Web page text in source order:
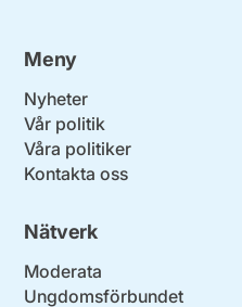
Meny
Nyheter
Vår politik
Våra politiker
Kontakta oss
Nätverk
Moderata
Ungdomsförbundet